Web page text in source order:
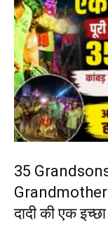
35
Grandmother
दादी की एक